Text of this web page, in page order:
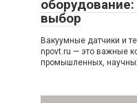
выбор
Вакуумные датчики и
npovt.ru — это важные
промышленных,